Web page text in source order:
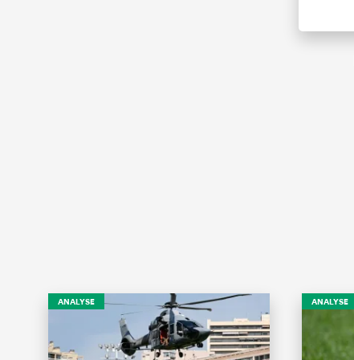
ANALYSE ANALYSE